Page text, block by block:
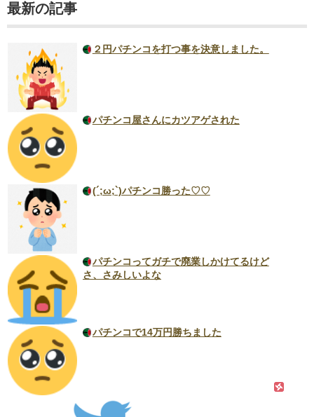
最新の記事
２円パチンコを打つ事を決意しました。
パチンコ屋さんにカツアゲされた
(´;ω;`)パチンコ勝った♡♡
パチンコってガチで廃業しかけてるけど
さ、さみしいよな
パチンコで14万円勝ちました